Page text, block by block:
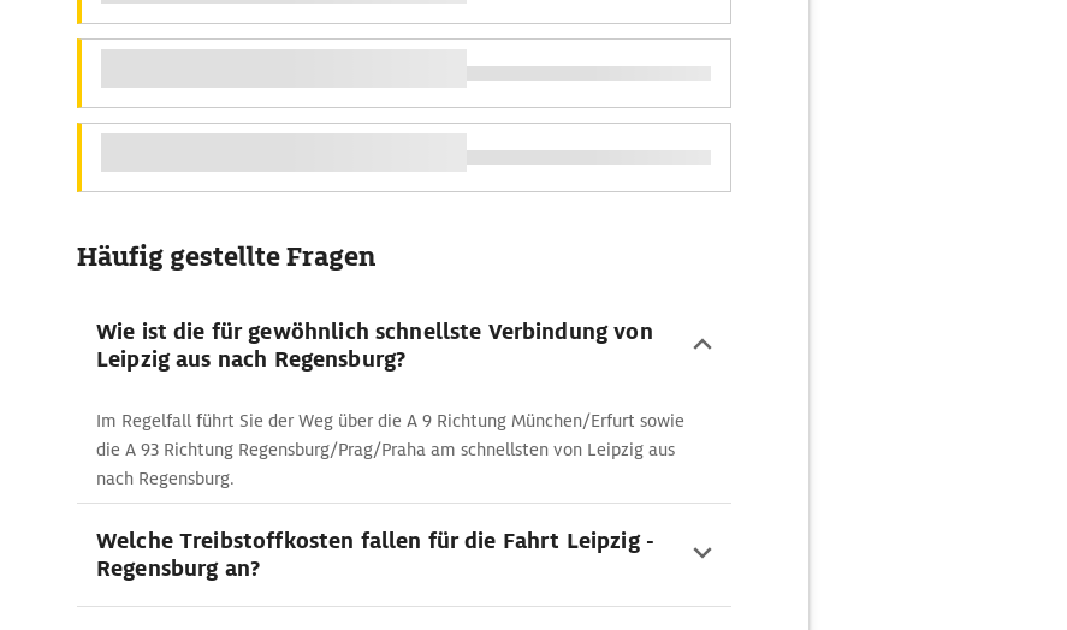
Häufig gestellte Fragen
Wie ist die für gewöhnlich schnellste Verbindung von
Leipzig aus nach Regensburg?
Im Regelfall führt Sie der Weg über die A 9 Richtung München/Erfurt sowie
die A 93 Richtung Regensburg/Prag/Praha am schnellsten von Leipzig aus
nach Regensburg.
Welche Treibstoffkosten fallen für die Fahrt Leipzig -
Regensburg an?